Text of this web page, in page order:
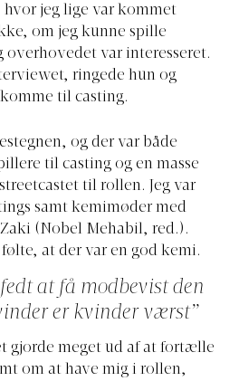
jeg lige var kommet
om jeg kunne spille
overhovedet var interesseret.
ringede hun og
til casting.
og der var både
til casting og en masse
til rollen. Jeg var
samt kemimøder med
(Nobel Mehabil, red.).
at der var en god kemi.
at få modbevist den
er kvinder værst”
gjorde meget ud af at fortælle
om at have mig i rollen,